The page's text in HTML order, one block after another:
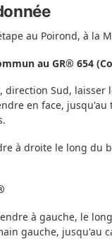
au Poirond, à la
au GR® 654
direction Sud,
en face,
à droite le long
à gauche, le
gauche, jusqu'au